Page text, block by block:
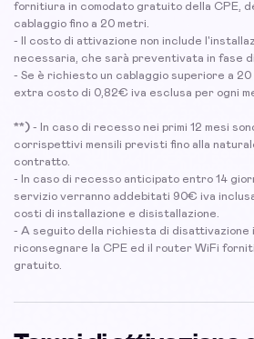
fornitiura in comodato gratuito della CPE,
cablaggio fino a 20 metri.
- Il costo di attivazione non include
necessaria, che sarà preventivata in fase
- Se è richiesto un cablaggio superiore a
extra costo di 0,82€ iva esclusa per ogni
**) - In caso di recesso nei primi 12 mesi
corrispettivi mensili previsti fino alla
contratto.
- In caso di recesso anticipato entro 14
servizio verranno addebitati 90€ iva
costi di installazione e disistallazione.
- A seguito della richiesta di disattivazione
riconsegnare la CPE ed il router WiFi
gratuito.